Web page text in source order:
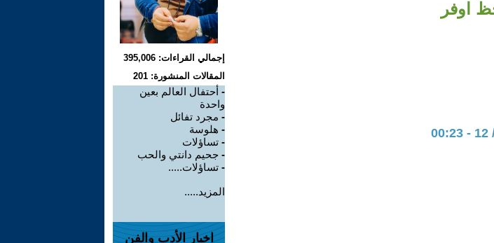
اوفر
إجمالي القراءات: 395,006
المقالات المنشورة: 201
- أحتفال العالم بعين
واحدة
- مجرد تفائل
- هلوسة
- تساؤلات
- جحيم دانتي والحب
- تساؤلات.....
المزيد.....
اخبار الأدب والفن